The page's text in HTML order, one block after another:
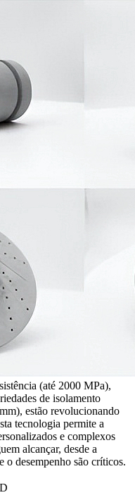
(até 2000 MPa),
de isolamento
estão revolucionando
tecnologia permite a
e complexos
alcançar, desde a
o desempenho são críticos.